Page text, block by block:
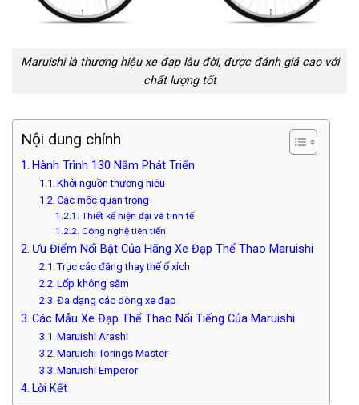
Maruishi là thương hiệu xe đạp lâu đời, được đánh giá cao với
chất lượng tốt
Nội dung chính
Hành Trình 130 Năm Phát Triển
Khởi nguồn thương hiệu
Các mốc quan trọng
Thiết kế hiện đại và tinh tế
Công nghệ tiên tiến
Ưu Điểm Nổi Bật Của Hãng Xe Đạp Thể Thao Maruishi
Trục các đăng thay thế ổ xích
Lốp không săm
Đa dạng các dòng xe đạp
Các Mẫu Xe Đạp Thể Thao Nổi Tiếng Của Maruishi
Maruishi Arashi
Maruishi Torings Master
Maruishi Emperor
Lời Kết